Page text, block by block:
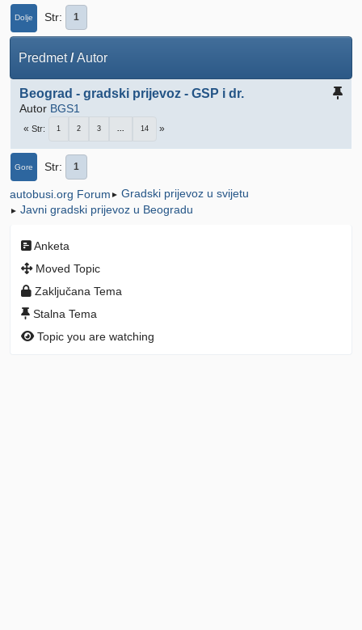
Dolje Str 1
Predmet/Autor
Beograd - gradski prijevoz - GSP i dr.
Autor BGS1
Str 1 2 3 ... 14
Gore Str 1
autobusi.org Forum ► Gradski prijevoz u svijetu
► Javni gradski prijevoz u Beogradu
Anketa
Moved Topic
Zaključana Tema
Stalna Tema
Topic you are watching